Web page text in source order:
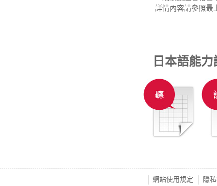
詳情內容請參照最
日本語能
網站使用規定 隱